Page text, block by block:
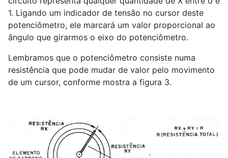
1. Ligando um indicador de tensão no cursor deste
potenciômetro, ele marcará um valor proporcional ao
ângulo que girarmos o eixo do potenciômetro.
Lembramos que o potenciômetro consiste numa
resistência que pode mudar de valor pelo movimento
de um cursor, conforme mostra a figura 3.